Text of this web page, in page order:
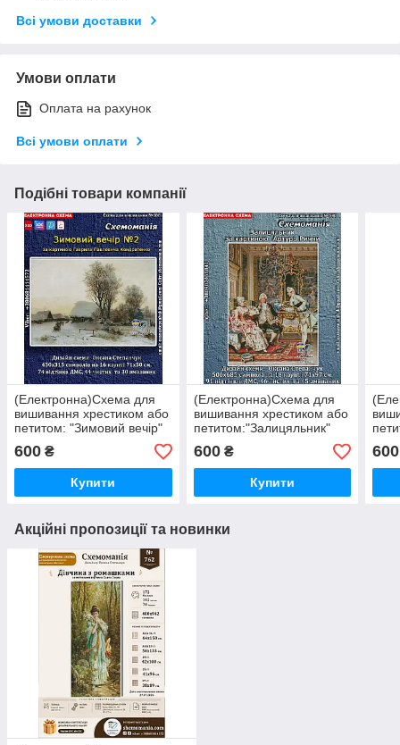
Всі умови доставки
Умови оплати
Оплата на рахунок
Всі умови оплати
Подібні товари компанії
(Електронна)Схема для
вишивання хрестиком або
петитом: "Зимовий вечір"
600 ₴
Купити
(Електронна)Схема для
вишивання хрестиком або
петитом:"Залицяльник"
600₴
Купити
600
Акційні пропозиції та новинки